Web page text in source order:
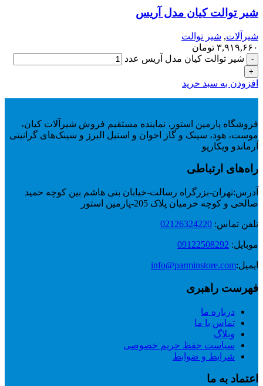
شیر توالت کیان مدل آریس
شیرآلات, شیر توالت
۳,۹۱۹,۶۶۰ تومان
شیر توالت کیان مدل آریس عدد
افزودن به سبد خرید
فروشگاه پارمین استور، نماینده مستقیم فروش شیرآلات کیان،
موست، هود، سینک و گاز اخوان و استیل البرز و سینک‌های گرانیتی
آرماندو ویکاریو
راه‌های ارتباطی
آدرس:تهران-بزرگراه رسالت-خیابان بنی هاشم بین کوچه حمید
صالحی و کوچه خرمیان پلاک 205-پارمین استور
تلفن تماس: 02126324220
موبایل: 09122508292
ایمیل:info@parminstore.com
فهرست راهبری
درباره ما
تماس با ما
وبلاگ
سیاست حفظ حریم خصوصی
شرایط و ضوابط
اعتماد به ما